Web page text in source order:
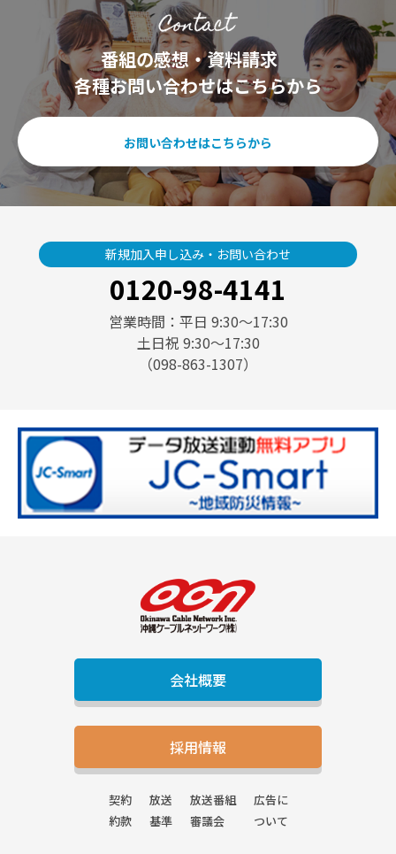
番組の感想・資料請求
各種お問い合わせはこちらから
お問い合わせはこちらから
新規加入申し込み・お問い合わせ
0120-98-4141
営業時間：平日 9:30〜17:30
土日祝 9:30〜17:30
（098-863-1307）
会社概要
採用情報
契約
約款
放送
基準
放送番組
審議会
広告に
ついて